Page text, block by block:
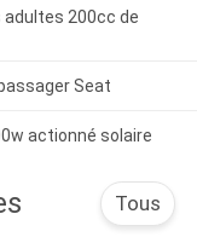
200cc de
Seat
actionné solaire
Tous